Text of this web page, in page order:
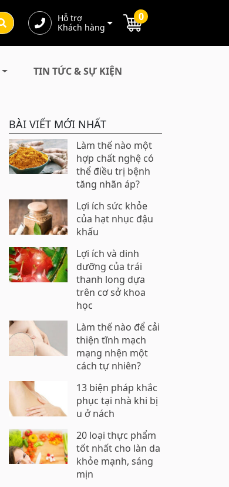
Hỗ trợ
Khách hàng
0
TIN TỨC & SỰ KIỆN
BÀI VIẾT MỚI NHẤT
Làm thế nào một
hợp chất nghệ có
thể điều trị bệnh
tăng nhãn áp?
Lợi ích sức khỏe
của hạt nhục đậu
khấu
Lợi ích và dinh
dưỡng của trái
thanh long dựa
trên cơ sở khoa
học
Làm thế nào để cải
thiện tĩnh mạch
mạng nhện một
cách tự nhiên?
13 biện pháp khắc
phục tại nhà khi bị
u ở nách
20 loại thực phẩm
tốt nhất cho làn da
khỏe mạnh, sáng
mịn